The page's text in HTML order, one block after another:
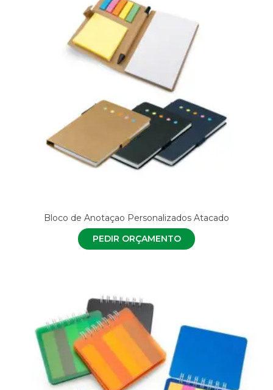
Bloco de Anotaçao Personalizados Atacado
PEDIR ORÇAMENTO